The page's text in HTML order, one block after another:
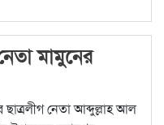
মামুনের
নেতা আব্দুল্লাহ আল